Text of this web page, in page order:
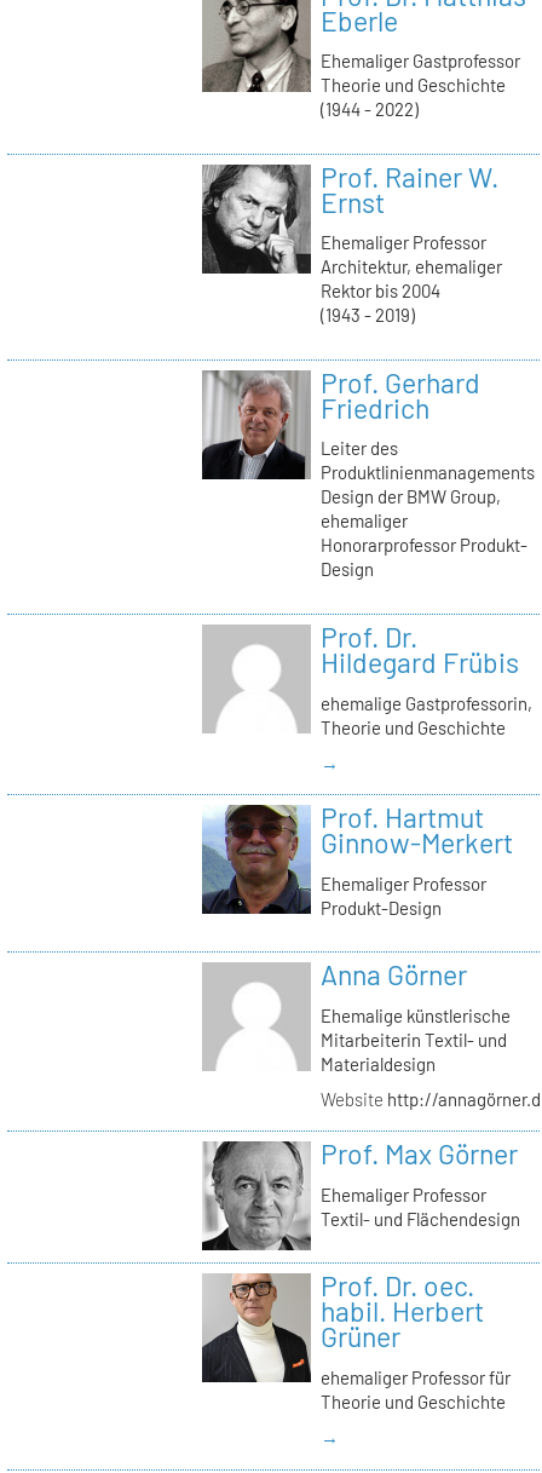
Eberle
Ehemaliger Gastprofessor
Theorie und Geschichte
(1944 - 2022)
Prof. Rainer W.
Ernst
Ehemaliger Professor
Architektur, ehemaliger
Rektor bis 2004
(1943 - 2019)
Prof. Gerhard
Friedrich
Leiter des
Produktlinienmanagements
Design der BMW Group,
ehemaliger
Honorarprofessor Produkt-
Design
Prof. Dr.
Hildegard Frübis
ehemalige Gastprofessorin,
Theorie und Geschichte
→
Prof. Hartmut
Ginnow-Merkert
Ehemaliger Professor
Produkt-Design
Anna Görner
Ehemalige künstlerische
Mitarbeiterin Textil- und
Materialdesign
Website http://
Prof. Max Görner
Ehemaliger Professor
Textil- und Flächendesign
Prof. Dr. oec.
habil. Herbert
Grüner
ehemaliger Professor für
Theorie und Geschichte
→